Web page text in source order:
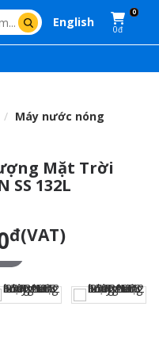
English
0
0đ
Máy nước nóng
Mặt Trời
SS 132L
đ(VAT)